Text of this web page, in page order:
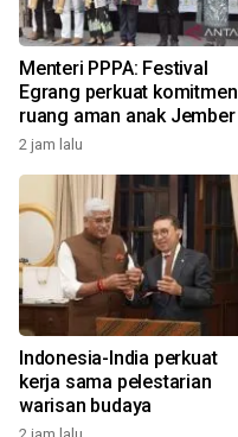
Menteri PPPA: Festival
Egrang perkuat komitmen
ruang aman anak Jember
2 jam lalu
Indonesia-India perkuat
kerja sama pelestarian
warisan budaya